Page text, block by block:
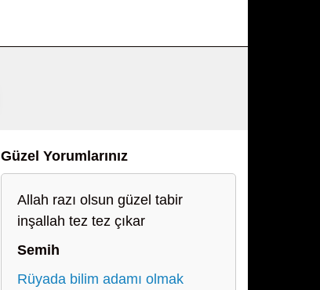
Güzel Yorumlarınız
Allah razı olsun güzel tabir
inşallah tez tez çıkar
Semih
Rüyada bilim adamı olmak